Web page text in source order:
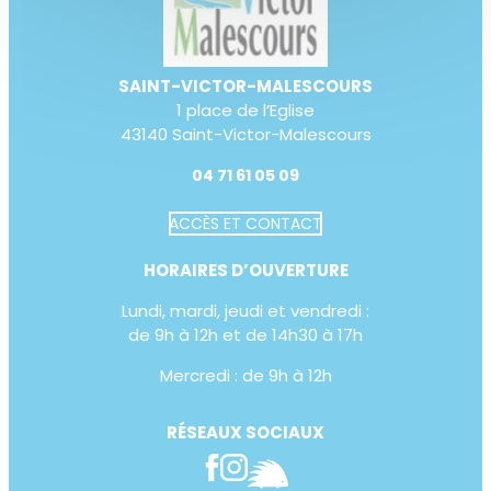
SAINT-VICTOR-MALESCOURS
1 place de l’Eglise
43140 Saint-Victor-Malescours
04 71 61 05 09
ACCÈS ET CONTACT
HORAIRES D’OUVERTURE
Lundi, mardi, jeudi et vendredi :
de 9h à 12h et de 14h30 à 17h
Mercredi : de 9h à 12h
RÉSEAUX SOCIAUX
Diminuer la taille du
Augmenter